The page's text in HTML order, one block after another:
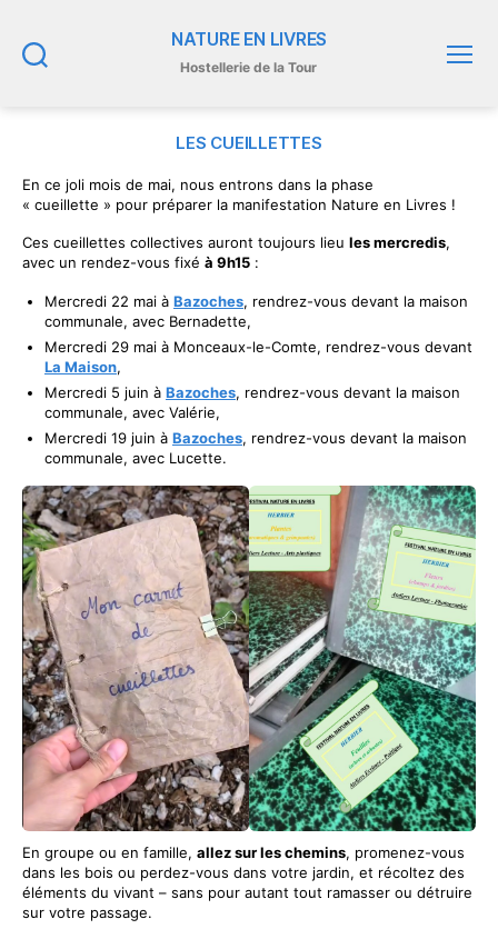
NATURE EN LIVRES
Hostellerie de la Tour
LES CUEILLETTES
En ce joli mois de mai, nous entrons dans la phase
« cueillette » pour préparer la manifestation Nature en Livres !
Ces cueillettes collectives auront toujours lieu les mercredis,
avec un rendez-vous fixé à 9h15 :
Mercredi 22 mai à Bazoches, rendrez-vous devant la maison
communale, avec Bernadette,
Mercredi 29 mai à Monceaux-le-Comte, rendrez-vous devant
La Maison,
Mercredi 5 juin à Bazoches, rendrez-vous devant la maison
communale, avec Valérie,
Mercredi 19 juin à Bazoches, rendrez-vous devant la maison
communale, avec Lucette.
En groupe ou en famille, allez sur les chemins, promenez-vous
dans les bois ou perdez-vous dans votre jardin, et récoltez des
éléments du vivant – sans pour autant tout ramasser ou détruire
sur votre passage.